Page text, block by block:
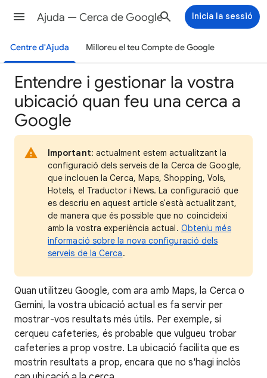
Ajuda — Cerca de Google Inicia la sessió
Centre d'Ajuda Milloreu el teu Compte de Google
Entendre i gestionar la vostra
ubicació quan feu una cerca a
Google
Important: actualment estem actualitzant la
configuració dels serveis de la Cerca de Google,
que inclouen la Cerca, Maps, Shopping, Vols,
Hotels, el Traductor i News. La configuració que
es descriu en aquest article s'està actualitzant,
de manera que és possible que no coincideixi
amb la vostra experiència actual. Obteniu més
informació sobre la nova configuració dels
serveis de la Cerca.
Quan utilitzeu Google, com ara amb Maps, la Cerca o
Gemini, la vostra ubicació actual es fa servir per
mostrar-vos resultats més útils. Per exemple, si
cerqueu cafeteries, és probable que vulgueu trobar
cafeteries a prop vostre. La ubicació facilita que es
mostrin resultats a prop, encara que no s'hagi inclòs